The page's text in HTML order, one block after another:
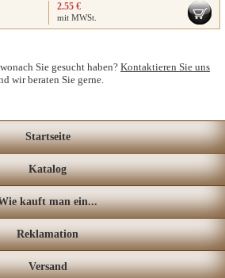
2.55 €
mit MWSt.
Sie gesucht haben?Kontaktieren Sie uns
wir beraten Sie gerne.
Startseite
Katalog
kauft man ein...
Reklamation
Versand